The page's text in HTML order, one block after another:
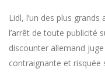
Lidl, l’un des plus
l’arrêt de toute publicité
discounter allemand
contraignante et risquée